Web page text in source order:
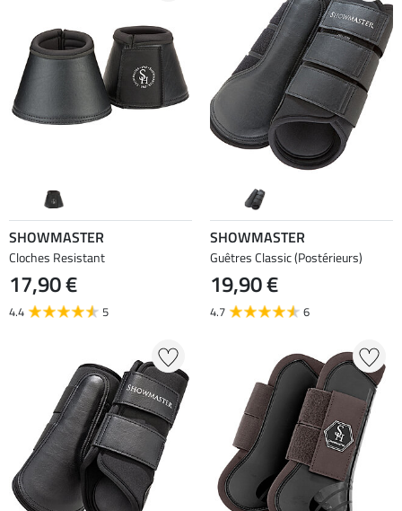
SHOWMASTER
Cloches Resistant
17,90 €
4.4 5
SHOWMASTER
Guêtres Classic (Postérieurs)
19,90 €
4.7 6